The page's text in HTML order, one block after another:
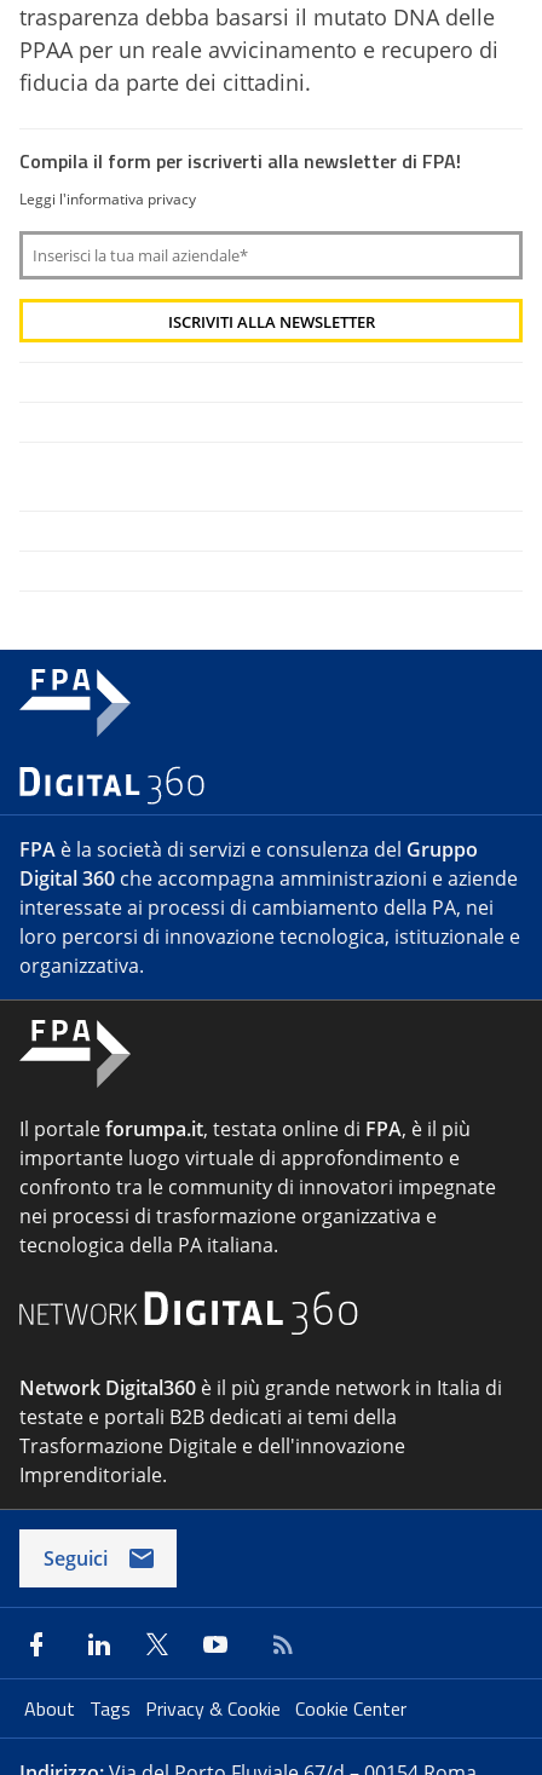
trasparenza debba basarsi il mutato DNA delle
PPAA per un reale avvicinamento e recupero di
fiducia da parte dei cittadini.
Compila il form per iscriverti alla newsletter di FPA!
Leggi l'informativa privacy
FPA è la società di servizi e consulenza del Gruppo
Digital 360 che accompagna amministrazioni e aziende
interessate ai processi di cambiamento della PA, nei
loro percorsi di innovazione tecnologica, istituzionale e
organizzativa.
Il portaleforumpa.it, testata online di FPA, è il più
importante luogo virtuale di approfondimento e
confronto tra le community di innovatori impegnate
nei processi di trasformazione organizzativa e
tecnologica della PA italiana.
Network Digital360 è il più grande network in Italia di
testate e portali B2B dedicati ai temi della
Trasformazione Digitale e dell'innovazione
Imprenditoriale.
Seguici
About Tags Privacy & Cookie Cookie Center